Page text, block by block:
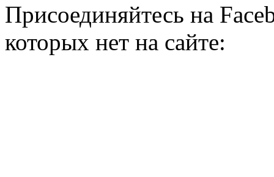
Присоединяйтесь на
которых нет на сайте: